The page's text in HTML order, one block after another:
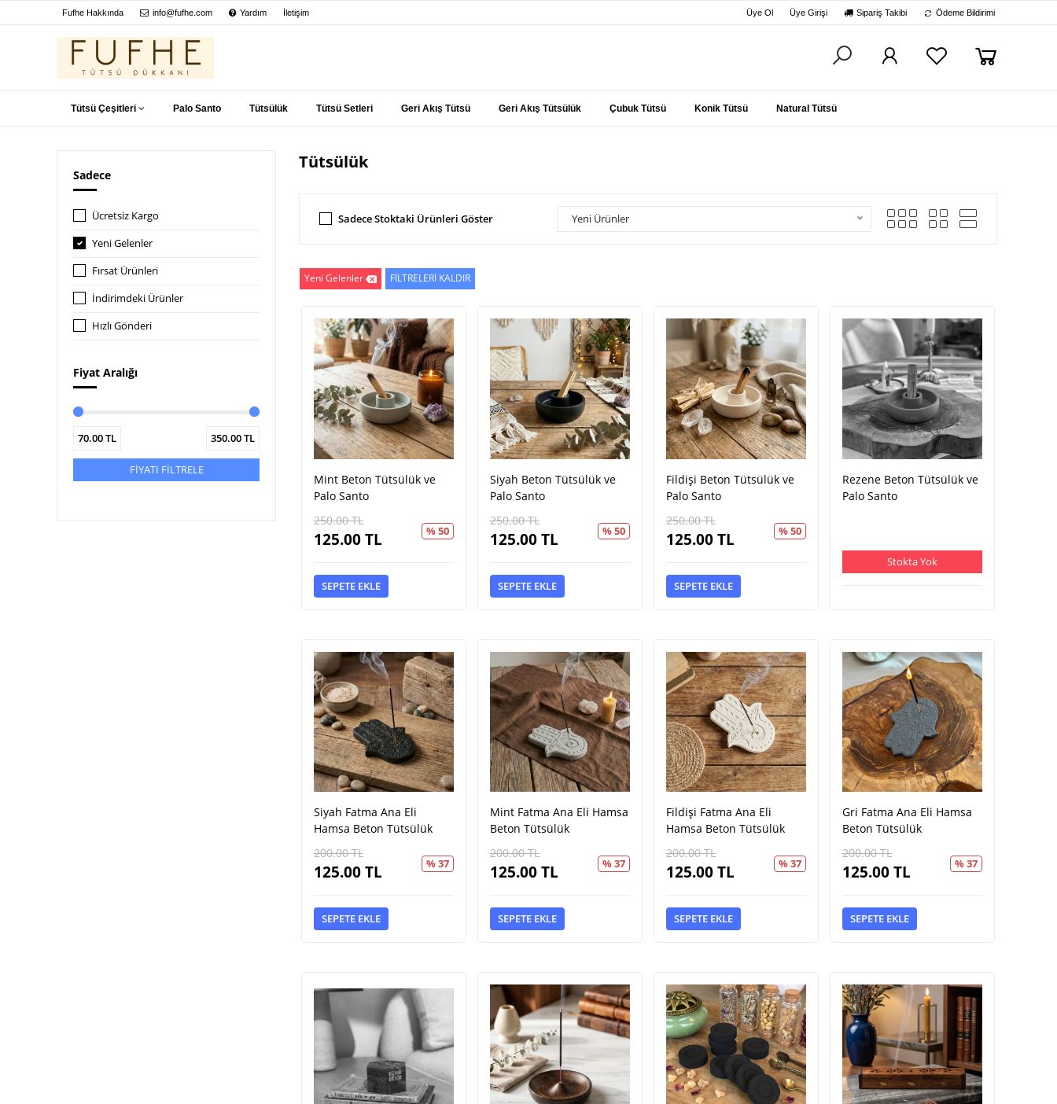
Fufhe Hakkında info@fufhe.com Yardım İletişim Üye Ol Üye Girişi Sipariş Takibi Ödeme Bildirimi
Tütsü Çeşitleri Palo Santo Tütsülük Tütsü Setleri Geri Akış Tütsü Geri Akış Tütsülük Çubuk Tütsü Konik Tütsü Natural Tütsü
Sadece
Ücretsiz Kargo
Yeni Gelenler
Fırsat Ürünleri
İndirimdeki Ürünler
Hızlı Gönderi
Fiyat Aralığı
70.00TL 350.00TL
FİYATI FİLTRELE
Tütsülük
Sadece Stoktaki Ürünleri Göster Yeni Ürünler
Yeni Gelenler FİLTRELERİ KALDIR
Mint Beton Tütsülük ve
Palo Santo
250.00TL
125.00TL % 50
SEPETE EKLE
Siyah Beton Tütsülük ve
Palo Santo
250.00TL
125.00TL % 50
SEPETE EKLE
Fildişi Beton Tütsülük ve
Palo Santo
250.00TL
125.00TL % 50
SEPETE EKLE
Rezene Beton Tütsülük ve
Palo Santo
Stokta Yok
Siyah Fatma Ana Eli
Hamsa Beton Tütsülük
200.00TL
125.00TL % 37
SEPETE EKLE
Mint Fatma Ana Eli Hamsa
Beton Tütsülük
200.00TL
125.00TL % 37
SEPETE EKLE
Fildişi Fatma Ana Eli
Hamsa Beton Tütsülük
200.00TL
125.00TL % 37
SEPETE EKLE
Gri Fatma Ana Eli Hamsa
Beton Tütsülük
200.00TL
125.00TL % 37
SEPETE EKLE